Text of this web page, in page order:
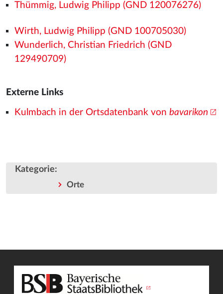
Thümmig, Ludwig Philipp (GND 120076276)
Wirth, Ludwig Philipp (GND 100705030)
Wunderlich, Christian Friedrich (GND
129490709)
Externe Links
Kulmbach in der Ortsdatenbank von bavarikon
Kategorie:
Orte